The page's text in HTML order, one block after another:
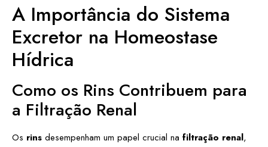
A Importância do Sistema
Excretor na Homeostase
Hídrica
Como os Rins Contribuem para
a Filtração Renal
Os rins desempenham um papel crucial na filtração renal,